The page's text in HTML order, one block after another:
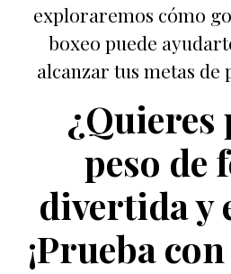
exploraremos cómo
boxeo puede
alcanzar tus metas de
¿Quieres
peso de
divertida y
¡Prueba